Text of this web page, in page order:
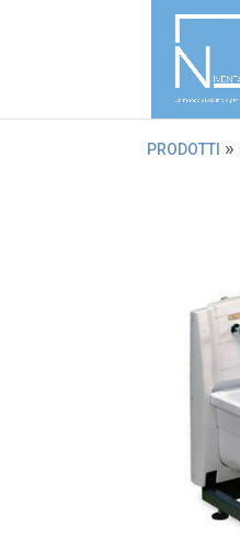
PRODOTTI »